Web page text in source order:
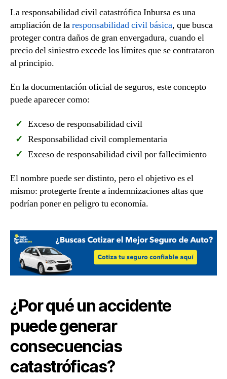
La responsabilidad civil catastrófica Inbursa es una
ampliación de laresponsabilidad civil básica, que busca
proteger contra daños de gran envergadura, cuando el
precio del siniestro excede los límites que se contrataron
al principio.
En la documentación oficial de seguros, este concepto
puede aparecer como:
Exceso de responsabilidad civil
Responsabilidad civil complementaria
Exceso de responsabilidad civil por fallecimiento
El nombre puede ser distinto, pero el objetivo es el
mismo: protegerte frente a indemnizaciones altas que
podrían poner en peligro tu economía.
¿Por qué un accidente
puede generar
consecuencias
catastróficas?